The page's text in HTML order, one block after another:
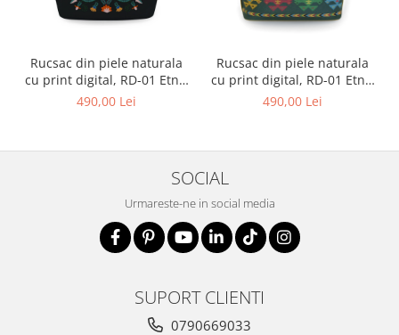
Rucsac din piele naturala
cu print digital, RD-01 Etnic
13, Negru
490,00 Lei
Rucsac din piele naturala
cu print digital, RD-01 Etnic
01
490,00 Lei
SOCIAL
Urmareste-ne in social media
SUPORT CLIENTI
0790669033